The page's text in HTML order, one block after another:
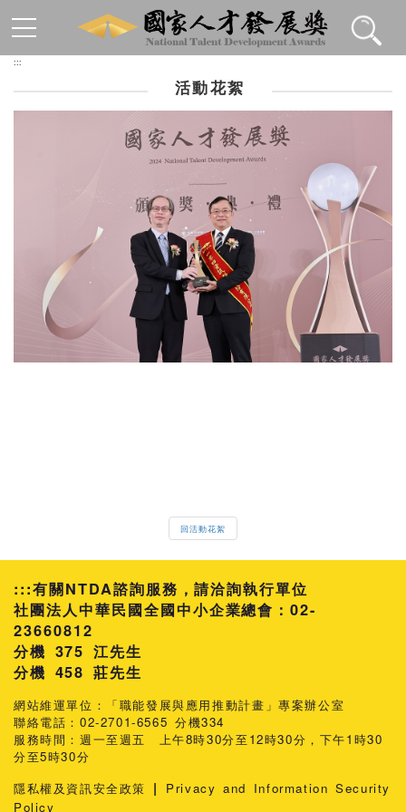
:::
活動花絮
回活動花絮
:::有關NTDA諮詢服務，請洽詢執行單位
社團法人中華民國全國中小企業總會：02-
23660812
分機 375 江先生
458 莊先生
網站維運單位：「職能發展與應用推動計畫」專案辦公室
聯絡電話：02-2701-6565 分機334
服務時間：週一至週五 上午8時30分至12時30分，下午1時30
分至5時30分
隱私權及資訊安全政策 |
Privacy and Information Security
Policy